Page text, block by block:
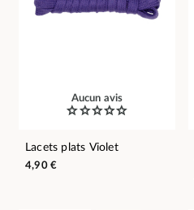
Aucun avis
Lacets plats Violet
4,90 €